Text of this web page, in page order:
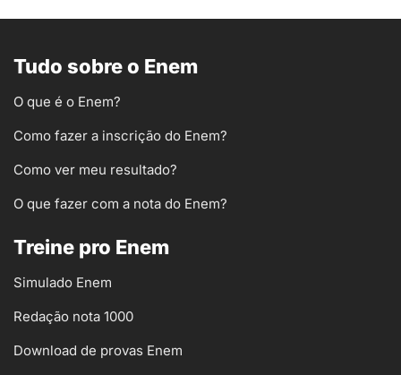
Tudo sobre o Enem
O que é o Enem?
Como fazer a inscrição do Enem?
Como ver meu resultado?
O que fazer com a nota do Enem?
Treine pro Enem
Simulado Enem
Redação nota 1000
Download de provas Enem